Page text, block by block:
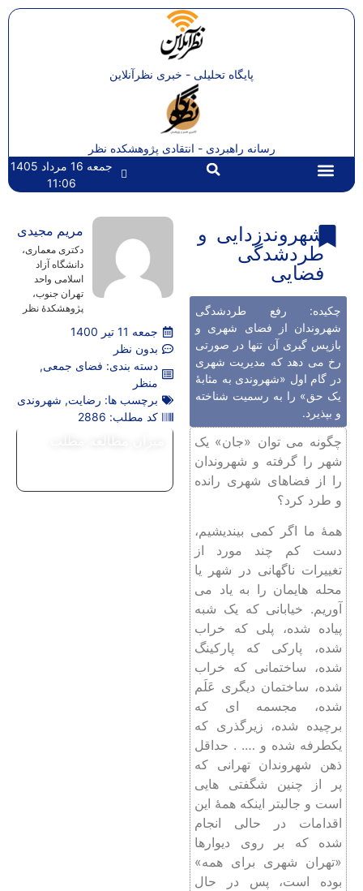
پایگاه تحلیلی - خبری نظرآنلاین
رسانه راهبردی - انتقادی پژوهشکده نظر
جمعه 16 مرداد 1405
11:06
شهروندزدایی و
طردشدگی
فضایی
چکیده: رفع طردشدگی
شهروندان از فضای شهری و
بازپس گیری آن تنها در صورتی
رخ می دهد که مدیریت شهری
در گام اول «شهروندی به مثابۀ
یک حق» را به رسمیت شناخته
و بپذیرد.
چگونه می توان «جان» یک
شهر را گرفته و شهروندان
را از فضاهای شهری رانده
و طرد کرد؟
همۀ ما اگر کمی بیندیشیم،
دست کم چند مورد از
تغییرات ناگهانی در شهر یا
محله هایمان را به یاد می
آوریم. خیابانی که یک شبه
پیاده شده، پلی که خراب
شده، پارکی که پارکینگ
شده، ساختمانی که خراب
شده، ساختمان دیگری عَلَم
شده، مجسمه ای که
برچیده شده، زیرگذری که
یکطرفه شده و …. . حداقل
ذهن شهروندان تهرانی که
پر از چنین شگفتی هایی
است و جالبتر اینکه همۀ این
اقدامات در حالی انجام
شده که بر روی دیوارها
«تهران شهری برای همه»
بوده است، پس در حال
مریم مجیدی
دکتری معماری،
دانشگاه آزاد
اسلامی واحد
تهران جنوب،
پژوهشکدۀ نظر
جمعه 11 تیر 1400
بدون نظر
دسته بندی: فضای جمعی,
منظر
برچسب ها: رضایت, شهروندی
کد مطلب: 2886